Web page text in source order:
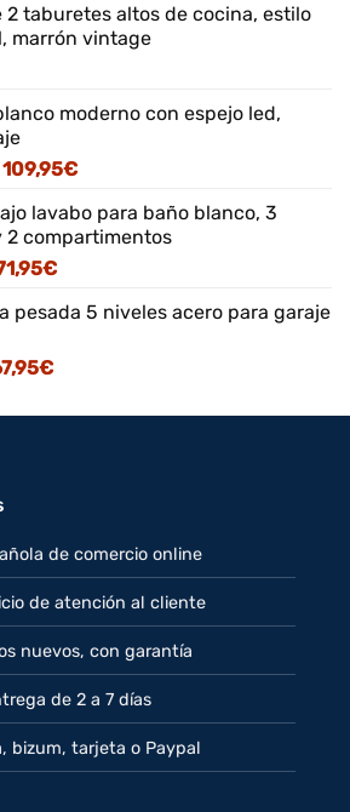
2 taburetes altos de cocina, estilo
marrón vintage
moderno con espejo led,
El
original
era:
125,95€.
109,95€El
actual
es:
lavabo para baño blanco, 3
2 compartimentos
€El
actual
pesada 5 niveles acero para garaje
€El
actual
de comercio online
de atención al cliente
nuevos, con garantía
de 2 a 7 días
bizum, tarjeta o Paypal